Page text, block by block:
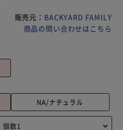
販売元： BACKYARD FAMILY
商品の問い合わせはこちら
NA/ナチュラル